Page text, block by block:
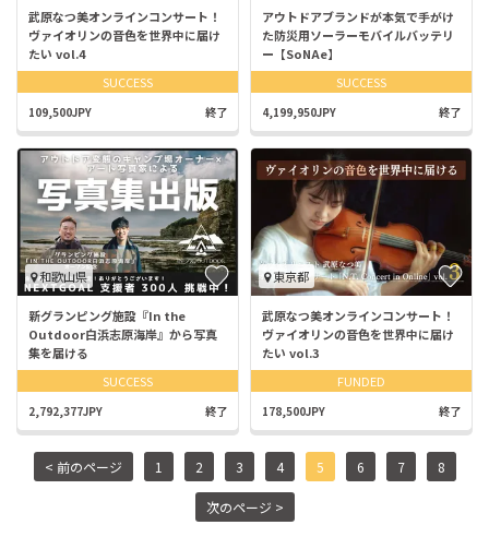
武原なつ美オンラインコンサート！
ヴァイオリンの音色を世界中に届け
たい vol.4
SUCCESS
109,500JPY 終了
アウトドアブランドが本気で手がけ
た防災用ソーラーモバイルバッテリ
ー【SoNAe】
SUCCESS
4,199,950JPY 終了
和歌山県
新グランピング施設『In the
Outdoor白浜志原海岸』から写真
集を届ける
SUCCESS
2,792,377JPY 終了
東京都
武原なつ美オンラインコンサート！
ヴァイオリンの音色を世界中に届け
たい vol.3
FUNDED
178,500JPY 終了
< 前のページ 1 2 3 4 5 6 7 8
次のページ >